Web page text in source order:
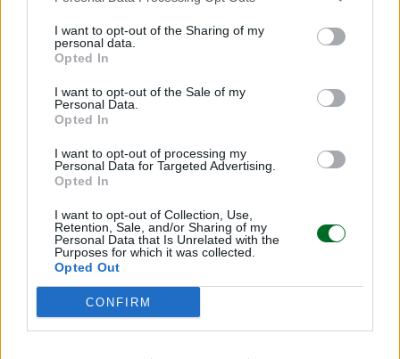
I want to opt-out of the Sharing of my
personal data.
Opted In
I want to opt-out of the Sale of my
Personal Data.
Opted In
I want to opt-out of processing my
Personal Data for Targeted Advertising.
Opted In
I want to opt-out of Collection, Use,
Retention, Sale, and/or Sharing of my
Personal Data that Is Unrelated with the
Purposes for which it was collected.
Opted Out
CONFIRM
Aggregarsi con altre imprese italiane per
offrire progetti chiavi in mano, soluzioni
complete con più valore aggiunto. Gli
americani preferiscono sempre avere un
unico interlocutore: semplifica e tranquillizza,
responsability”.
Sviluppare partnership pubblico-privato.
Proporre al governo americano soluzioni e
progetti su cui investire, inserendosi nei
programmi di spesa pubblica con logiche di
partenariato.
Tutelarsi dai rischi con gli studi di fattibilità.
Muoversi per gradi e sempre dopo aver